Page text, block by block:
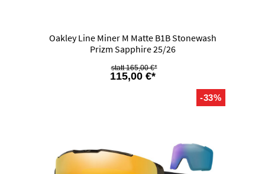
Oakley Line Miner M Matte B1B Stonewash
Prizm Sapphire 25/26
115,00 €*
165,00 €*
-33%